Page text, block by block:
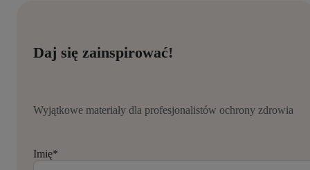
Daj się zainspirować!
Wyjątkowe materiały dla profesjonalistów ochrony zdrowia
Imię*